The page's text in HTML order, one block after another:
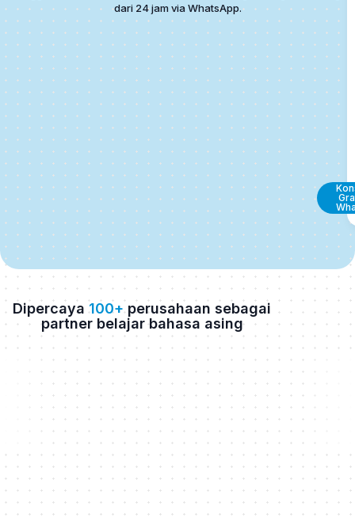
dari 24 jam via WhatsApp.
Dipercaya100+perusahaan sebagai
partner belajar bahasa asing